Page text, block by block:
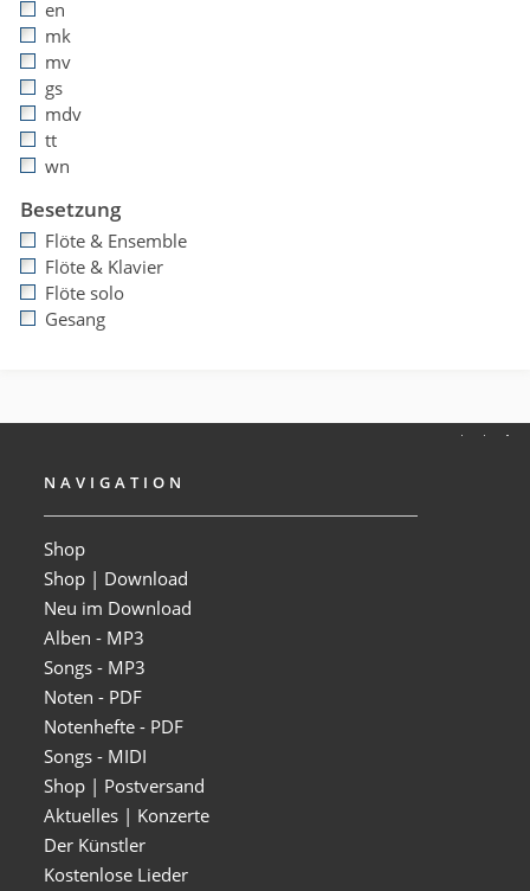
en
mk
mv
gs
mdv
tt
wn
Besetzung
Flöte & Ensemble
Flöte & Klavier
Flöte solo
Gesang
NAVIGATION
Shop
Shop | Download
Neu im Download
Alben - MP3
Songs - MP3
Noten - PDF
Notenhefte - PDF
Songs - MIDI
Shop | Postversand
Aktuelles | Konzerte
Der Künstler
Kostenlose Lieder